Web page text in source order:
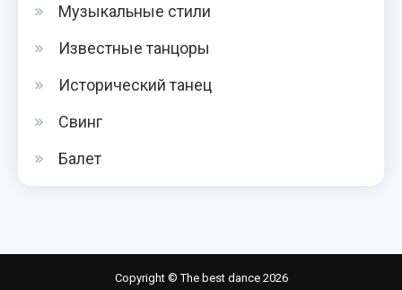
Музыкальные стили
Известные танцоры
Исторический танец
Свинг
Балет
Copyright © The best dance 2026